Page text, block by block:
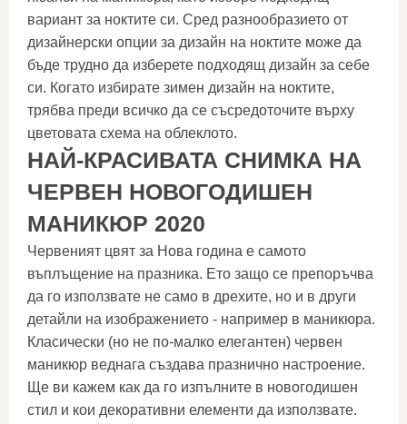
вариант за ноктите си. Сред разнообразието от
дизайнерски опции за дизайн на ноктите може да
бъде трудно да изберете подходящ дизайн за себе
си. Когато избирате зимен дизайн на ноктите,
трябва преди всичко да се съсредоточите върху
цветовата схема на облеклото.
НАЙ-КРАСИВАТА СНИМКА НА
ЧЕРВЕН НОВОГОДИШЕН
МАНИКЮР 2020
Червеният цвят за Нова година е самото
въплъщение на празника. Ето защо се препоръчва
да го използвате не само в дрехите, но и в други
детайли на изображението - например в маникюра.
Класически (но не по-малко елегантен) червен
маникюр веднага създава празнично настроение.
Ще ви кажем как да го изпълните в новогодишен
стил и кои декоративни елементи да използвате.